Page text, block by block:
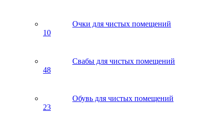
Очки для чистых помещений
10
Свабы для чистых помещений
48
Обувь для чистых помещений
23